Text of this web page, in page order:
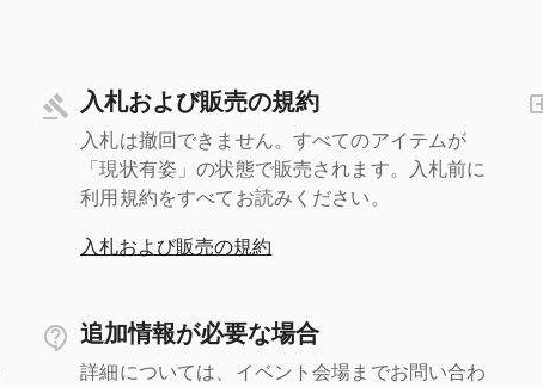
入札および販売の規約
入札は撤回できません。すべてのアイテムが
「現状有姿」の状態で販売されます。入札前に
利用規約をすべてお読みください。
入札および販売の規約
追加情報が必要な場合
詳細については、イベント会場までお問い合わ